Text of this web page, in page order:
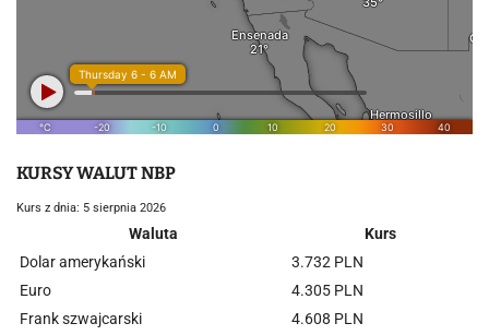
KURSY WALUT NBP
Kurs z dnia: 5 sierpnia 2026
Waluta
Kurs
Dolar amerykański
3.732 PLN
Euro
4.305 PLN
Frank szwajcarski
4.608 PLN